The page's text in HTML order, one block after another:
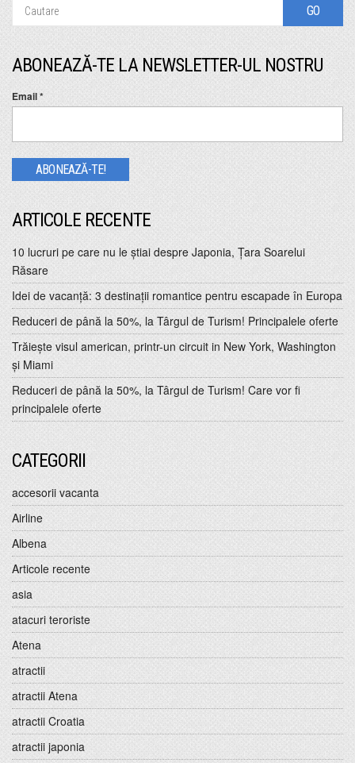
ABONEAZĂ-TE LA NEWSLETTER-UL NOSTRU
Email*
ARTICOLE RECENTE
10 lucruri pe care nu le ştiai despre Japonia, Ţara Soarelui
Răsare
Idei de vacanţă: 3 destinaţii romantice pentru escapade în Europa
Reduceri de până la 50%, la Târgul de Turism! Principalele oferte
Trăiește visul american, printr-un circuit in New York, Washington
și Miami
Reduceri de până la 50%, la Târgul de Turism! Care vor fi
principalele oferte
CATEGORII
accesorii vacanta
Airline
Albena
Articole recente
asia
atacuri teroriste
Atena
atractii
atractii Atena
atractii Croatia
atractii japonia